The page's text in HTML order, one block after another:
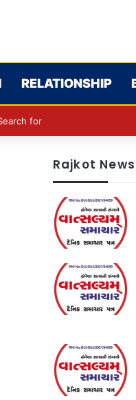
RELATIONSHIP
Article
skin
Rajkot News